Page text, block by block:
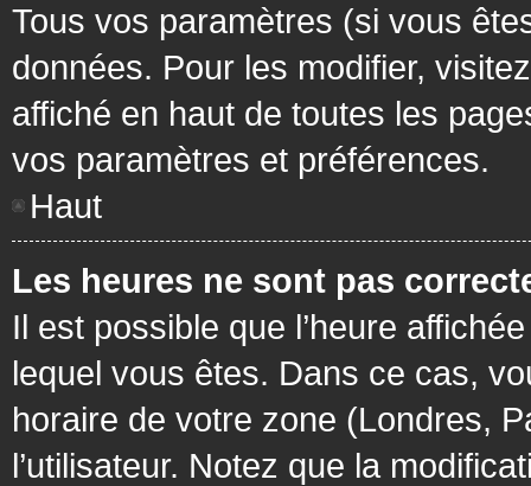
Tous vos paramètres (si vous
données. Pour les modifier,
affiché en haut de toutes les
vos paramètres et préférences.
Haut
Les heures ne sont pas
Il est possible que l’heure
lequel vous êtes. Dans ce cas,
horaire de votre zone (Londres,
l’utilisateur. Notez que la